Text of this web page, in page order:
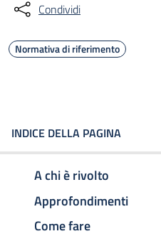
Condividi
Normativa di riferimento
INDICE DELLA PAGINA
A chi è rivolto
Approfondimenti
Come fare